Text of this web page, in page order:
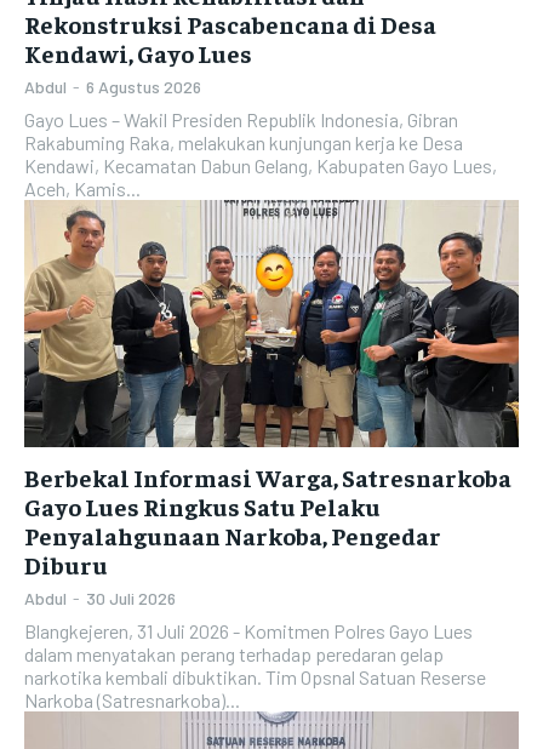
Rekonstruksi Pascabencana di Desa
Kendawi, Gayo Lues
Abdul - 6 Agustus 2026
Gayo Lues – Wakil Presiden Republik Indonesia, Gibran
Rakabuming Raka, melakukan kunjungan kerja ke Desa
Kendawi, Kecamatan Dabun Gelang, Kabupaten Gayo Lues,
Aceh, Kamis...
Berbekal Informasi Warga, Satresnarkoba
Gayo Lues Ringkus Satu Pelaku
Penyalahgunaan Narkoba, Pengedar
Diburu
Abdul - 30 Juli 2026
Blangkejeren, 31 Juli 2026 - Komitmen Polres Gayo Lues
dalam menyatakan perang terhadap peredaran gelap
narkotika kembali dibuktikan. Tim Opsnal Satuan Reserse
Narkoba (Satresnarkoba)...